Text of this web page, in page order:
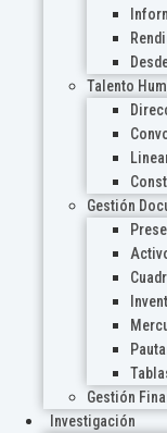
Talento
Gestión
Gestión
Investigación